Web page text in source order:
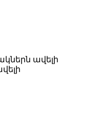
ավելի